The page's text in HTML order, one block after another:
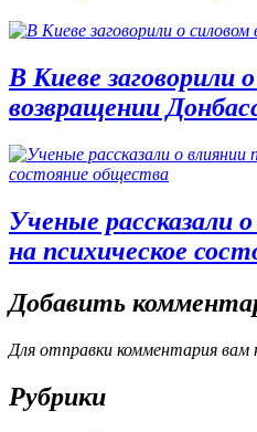
В Киеве заговорили
возвращении
Ученые рассказали
на психическое
Добавить
Для отправки комментария вам
Рубрики